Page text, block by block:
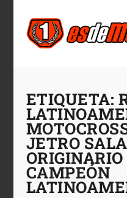
ETIQUETA:
JETRO
CAMPEÓN